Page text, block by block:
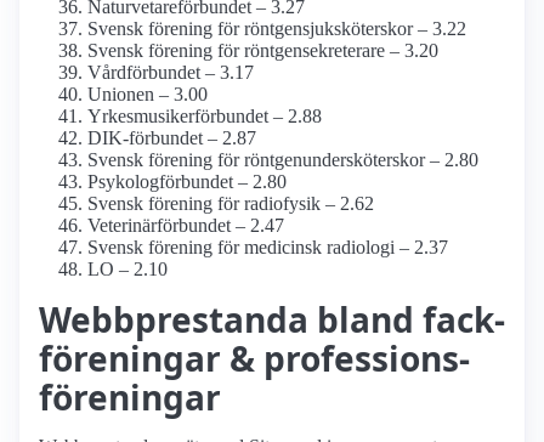
Naturvetare­förbundet – 3.27
Svensk förening för röntgensjuksköterskor – 3.22
Svensk förening för röntgensekreterare – 3.20
Vårdförbundet – 3.17
Unionen – 3.00
Yrkesmusiker­förbundet – 2.88
DIK-förbundet – 2.87
Svensk förening för röntgenundersköterskor – 2.80
Psykolog­förbundet – 2.80
Svensk förening för radiofysik – 2.62
Veterinärförbundet – 2.47
Svensk förening för medicinsk radiologi – 2.37
LO – 2.10
Webbprestanda bland fack­
föreningar & professions­
föreningar